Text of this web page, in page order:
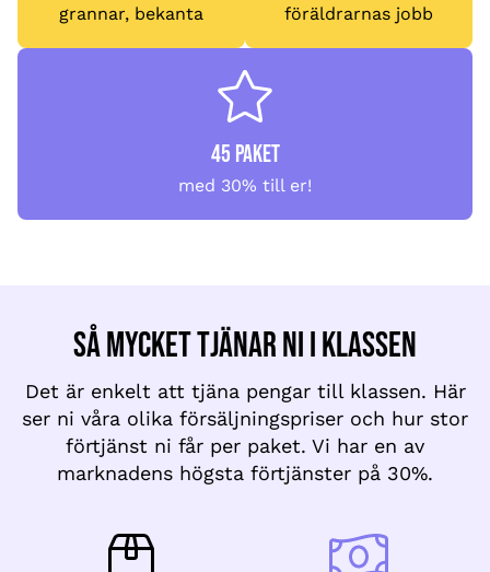
grannar, bekanta föräldrarnas jobb
45 paket
med 30% till er!
Så mycket tjänar ni i klassen
Det är enkelt att tjäna pengar till klassen. Här
ser ni våra olika försäljningspriser och hur stor
förtjänst ni får per paket. Vi har en av
marknadens högsta förtjänster på 30%.